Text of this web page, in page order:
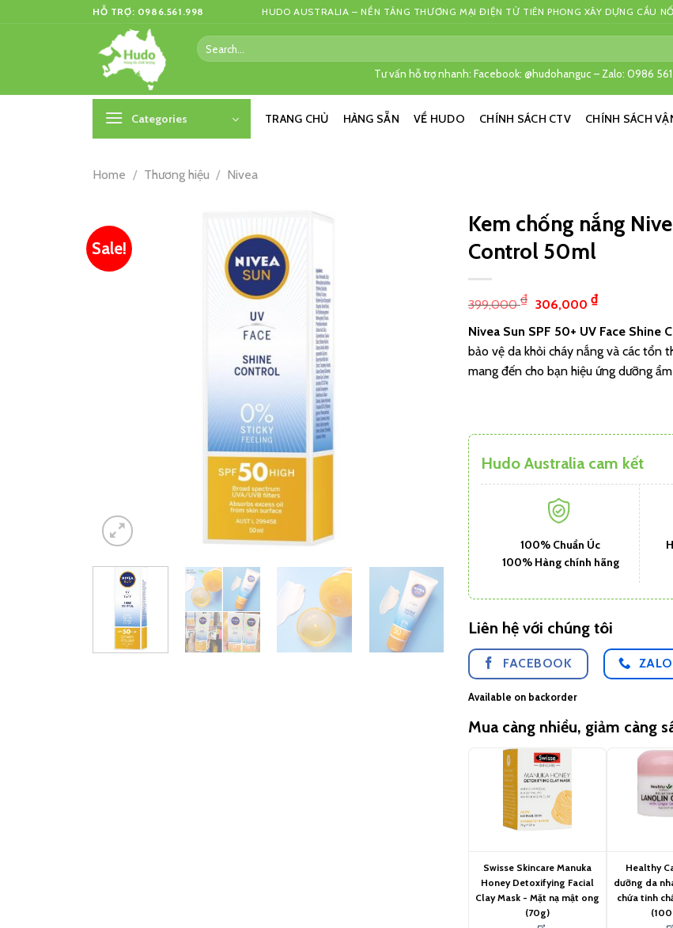
HỖ TRỢ: 0986.561.998 HUDO AUSTRALIA – NỀN TẢNG THƯƠNG MẠI ĐIỆN TỬ TIÊN PHONG XÂY DỰNG CẦU
Search
for:
Tư vấn hỗ trợ nhanh: Facebook: @hudohanguc – Zalo: 0986
Categories TRANG CHỦ HÀNG SẴN VỀ HUDO CHÍNH SÁCH CTV CHÍNH SÁCH
Home / Thương hiệu / Nivea
Sale!
Kem chống nắng
Control 50ml
399,000₫ 306,000 ₫
Nivea Sun SPF 50+ UV Face
bảo vệ da khỏi cháy nắng và các tổn
mang đến cho bạn hiệu ứng dưỡng
Hudo Australia cam kết
100% Chuẩn Úc
100% Hàng chính hãng
Liên hệ với chúng tôi
FACEBOOK ZALO
Available on backorder
Mua càng nhiều, giảm càng
Swisse Skincare Manuka
Honey Detoxifying Facial
Clay Mask - Mặt nạ mật ong
(70g)
Healthy
dưỡng da
chứa tinh